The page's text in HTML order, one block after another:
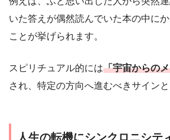
いた答えが偶然読んでいた本の中に
ことが挙げられます。
スピリチュアル的には「宇宙からの
され、特定の方向へ進むべきサインと